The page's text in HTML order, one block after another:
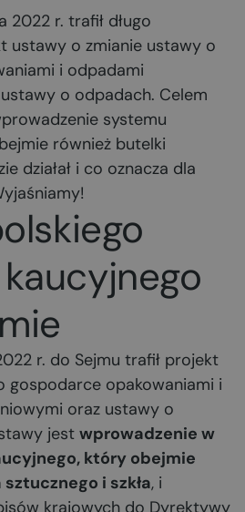
2022 r. trafił długo
ustawy o zmianie ustawy o
i odpadami
o odpadach. Celem
systemu
również butelki
działał i co oznacza dla
r. do Sejmu trafił projekt
gospodarce opakowaniami i
oraz ustawy o
jest wprowadzenie w
który obejmie
i szkła, i
krajowych do Dyrektywy